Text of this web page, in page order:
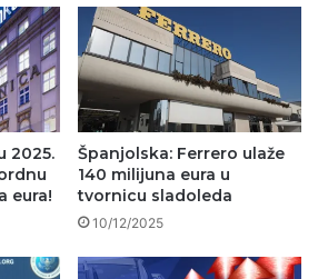
2025.
eura!
Španjolska: Ferrero ulaže
140 milijuna eura u
tvornicu sladoleda
10/12/2025